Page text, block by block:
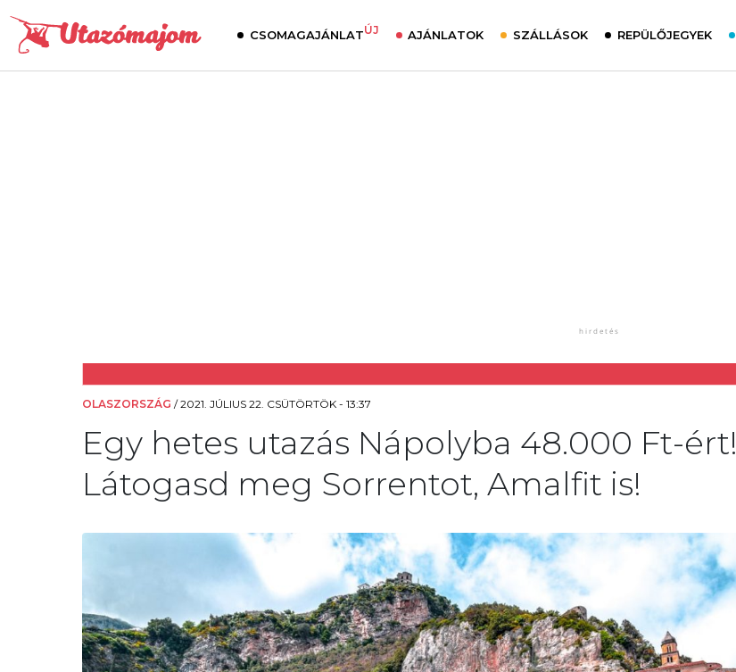
CSOMAGAJÁNLATÚJ AJÁNLATOK SZÁLLÁSOK REPÜLŐJEGYEK
OLASZORSZÁG /2021. JÚLIUS 22. CSÜTÖRTÖK - 13:37
Egy hetes utazás Nápolyba 48.000 Ft-ért!
Látogasd meg Sorrentot, Amalfit is!